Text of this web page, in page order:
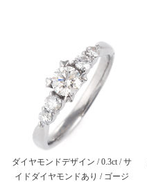
ダイヤモンドデザイン / 0.3ct / サ
イドダイヤモンドあり / ゴージ